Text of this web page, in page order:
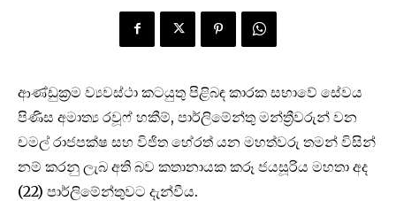
ආණ්ඩුක්‍රම ව්‍යවස්ථා කටයුතු පිළිබඳ කාරක සභාවේ සේවය
පිණිස අමාත්‍ය රවූෆ් හකීම්, පාර්ලිමේන්තු මන්ත්‍රීවරුන් වන
චමල් රාජපක්ෂ සහ විජිත හේරත් යන මහත්වරු තමන් විසින්
නම් කරනු ලැබ අති බව කතානායක කරූ ජයසූරිය මහතා අද
(22) පාර්ලිමේන්තුවට දැන්වීය.